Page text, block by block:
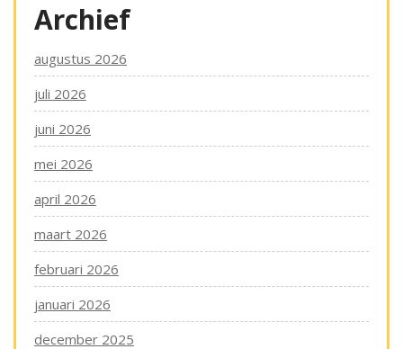
Archief
augustus 2026
juli 2026
juni 2026
mei 2026
april 2026
maart 2026
februari 2026
januari 2026
december 2025